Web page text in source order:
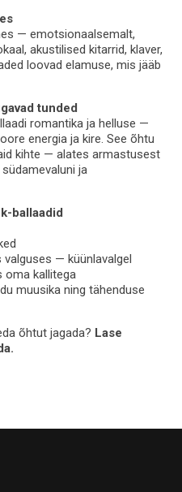
— emotsionaalsemalt,
akustilised kitarrid, klaver,
loovad elamuse, mis jääb
tunded
romantika ja helluse —
energia ja kire. See õhtu
kihte — alates armastusest
ja
ballaadid
valguses — küünlavalgel
oma kallitega
muusika ning tähenduse
õhtut jagada? Lase